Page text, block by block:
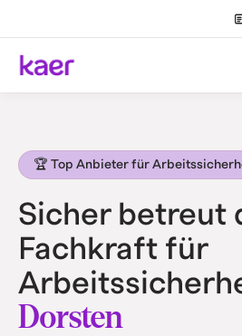
🏆 Top Anbieter für
Sicher betreut
Fachkraft für
Dorsten